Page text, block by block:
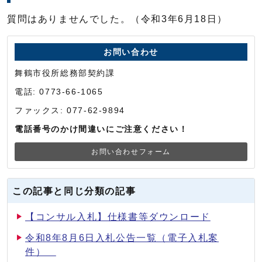
質問はありませんでした。（令和3年6月18日）
お問い合わせ
舞鶴市役所総務部契約課
電話: 0773-66-1065
ファックス: 077-62-9894
電話番号のかけ間違いにご注意ください！
お問い合わせフォーム
この記事と同じ分類の記事
【コンサル入札】仕様書等ダウンロード
令和8年8月6日入札公告一覧（電子入札案
件）